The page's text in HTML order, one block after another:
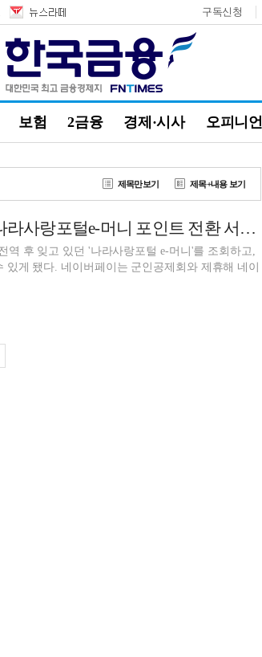
구독신청
보험 2금융 경제·시사 오피니언
제목만보기 제목+내용 보기
네이버페이, 군인공제회와 나라사랑포털e-머니 포인트 전환 서비스 출시
역 후 잊고 있던 '나라사랑포털 e-머니'를 조회하고,
게 됐다. 네이버페이는 군인공제회와 제휴해 네이